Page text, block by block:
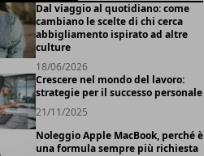
Dal viaggio al quotidiano: come
cambiano le scelte di chi cerca
abbigliamento ispirato ad altre
culture
18/06/2026
Crescere nel mondo del lavoro:
strategie per il successo personale
21/11/2025
Noleggio Apple MacBook, perché è
una formula sempre più richiesta